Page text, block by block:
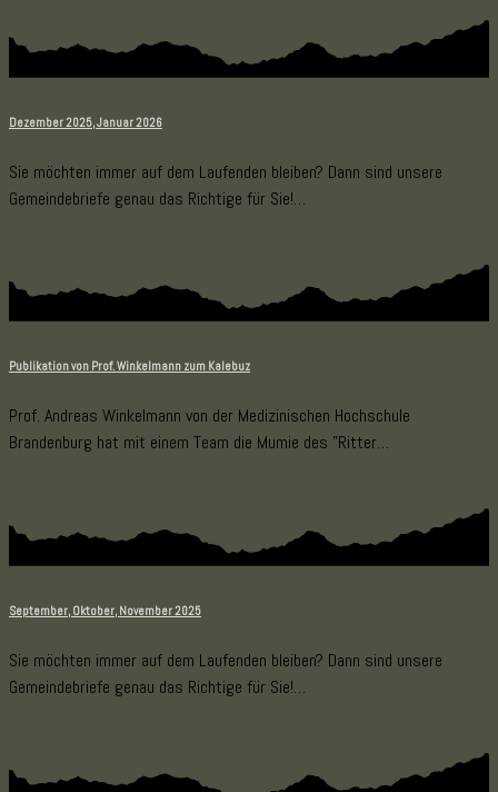
Dezember 2025, Januar 2026
Sie möchten immer auf dem Laufenden bleiben? Dann sind unsere
Gemeindebriefe genau das Richtige für Sie!…
Publikation von Prof. Winkelmann zum Kalebuz
Prof. Andreas Winkelmann von der Medizinischen Hochschule
Brandenburg hat mit einem Team die Mumie des "Ritter…
September, Oktober, November 2025
Sie möchten immer auf dem Laufenden bleiben? Dann sind unsere
Gemeindebriefe genau das Richtige für Sie!…